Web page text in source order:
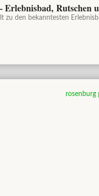
Rutschen
zu den bekanntesten